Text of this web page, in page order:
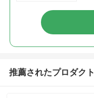
推薦されたプロダクト